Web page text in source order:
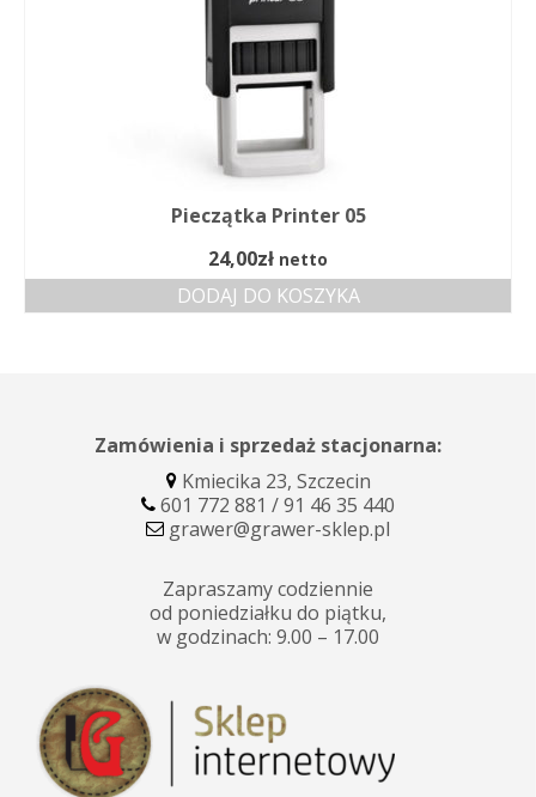
Pieczątka Printer 05
24,00zł netto
DODAJ DO KOSZYKA
Zamówienia i sprzedaż stacjonarna:
Kmiecika 23, Szczecin
601 772 881 / 91 46 35 440
grawer@grawer-sklep.pl
Zapraszamy codziennie
od poniedziałku do piątku,
w godzinach: 9.00 – 17.00